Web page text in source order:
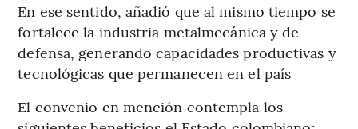
En ese sentido, añadió que al mismo tiempo se
fortalece la industria metalmecánica y de
defensa, generando capacidades productivas y
tecnológicas que permanecen en el país
El convenio en mención contempla los